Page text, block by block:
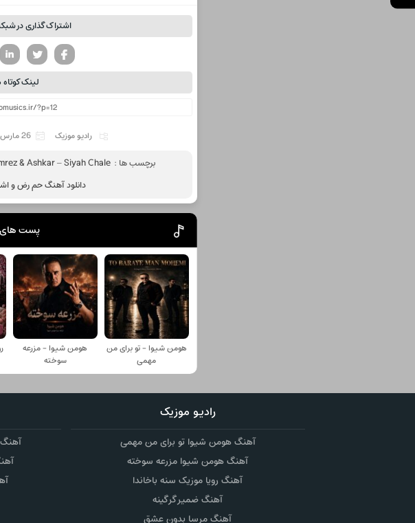
اشتراک گذاری در
تویتر
لینک
رادیو موزیک 26 مارس 2025
برچسب ها : & Ashkar – Siyah Chale
دانلود آهنگ حم رض و
پست های
هومن شیوا - تو برای من
مهمی
هومن شیوا - مزرعه
سوخته
رادیو موزیک
آهنگ هومن شیوا تو برای من مهمی
آهنگ هومن شیوا مزرعه سوخته
آهنگ رویا موزیک سنه باخاندا
آهنگ ضمیر گرگینه
آهنگ مرسا بدون عشق